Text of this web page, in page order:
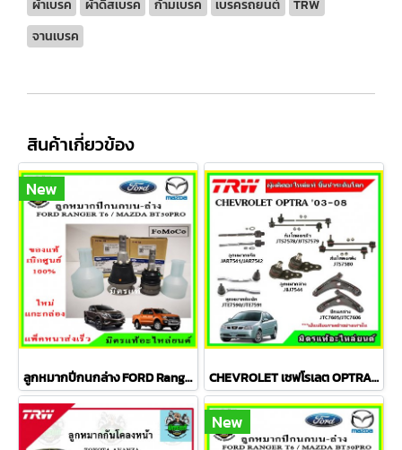
ผ้าเบรค ผ้าดิสเบรค ก้ามเบรค เบรครถยนต์
TRW
จานเบรค
สินค้าเกี่ยวข้อง
New
ลูกหมากปีกนกล่าง FORD Ranger T6 / MAZDA BT50 PRO 2WD , 4WD CHEVROLET เชฟโรเลต OPTRA ปี 03-08 ชุดช่วงล่าง TRW
New